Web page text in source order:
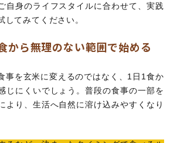
自身のライフスタイルに合わせて、実践
してみてください。
から無理のない範囲で始める
事を玄米に変えるのではなく、1日1食か
じにくいでしょう。普段の食事の一部を
より、生活へ自然に溶け込みやすくなり